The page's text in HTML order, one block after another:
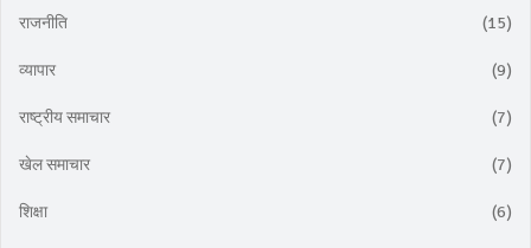
राजनीति (15)
व्यापार (9)
राष्ट्रीय समाचार (7)
खेल समाचार (7)
शिक्षा (6)